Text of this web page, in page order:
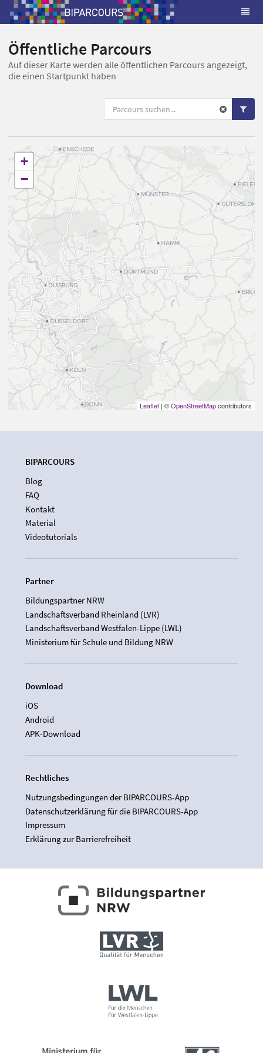
Öffentliche Parcours
Auf dieser Karte werden alle öffentlichen Parcours angezeigt,
die einen Startpunkt haben
+
−
Leaflet | ©OpenStreetMapcontributors
BIPARCOURS
Blog
FAQ
Kontakt
Material
Videotutorials
Partner
Bildungspartner NRW
Landschaftsverband Rheinland (LVR)
Landschaftsverband Westfalen-Lippe (LWL)
Ministerium für Schule und Bildung NRW
Download
iOS
Android
APK-Download
Rechtliches
Nutzungsbedingungen der BIPARCOURS-App
Datenschutzerklärung für die BIPARCOURS-App
Impressum
Erklärung zur Barrierefreiheit